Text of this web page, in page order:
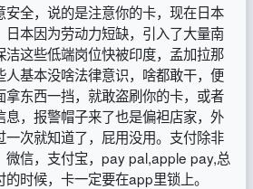
全，说的是注意你的卡，现在日本
本因为劳动力短缺，引入了大量南
洁这些低端岗位快被印度，孟加拉那
基本没啥法律意识，啥都敢干，便
东西一挡，就敢盗刷你的卡，或者
，报警帽子来了也是偏袒店家，外
一次就知道了，屁用没用。支付除非
微信，支付宝，pay pal,apple pay,总
时候，卡一定要在app里锁上。